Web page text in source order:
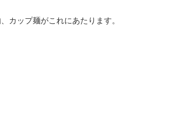
カップ麺がこれにあたります。